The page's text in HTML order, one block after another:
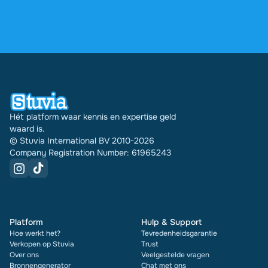
Hét platform waar kennis en expertise geld
waard is.
© Stuvia International BV 2010-2026
Company Registration Number: 61965243
Platform
Hoe werkt het?
Verkopen op Stuvia
Over ons
Bronnengenerator
Hulp & Support
Tevredenheidsgarantie
Trust
Veelgestelde vragen
Chat met ons